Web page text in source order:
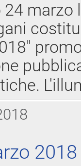
24 marzo